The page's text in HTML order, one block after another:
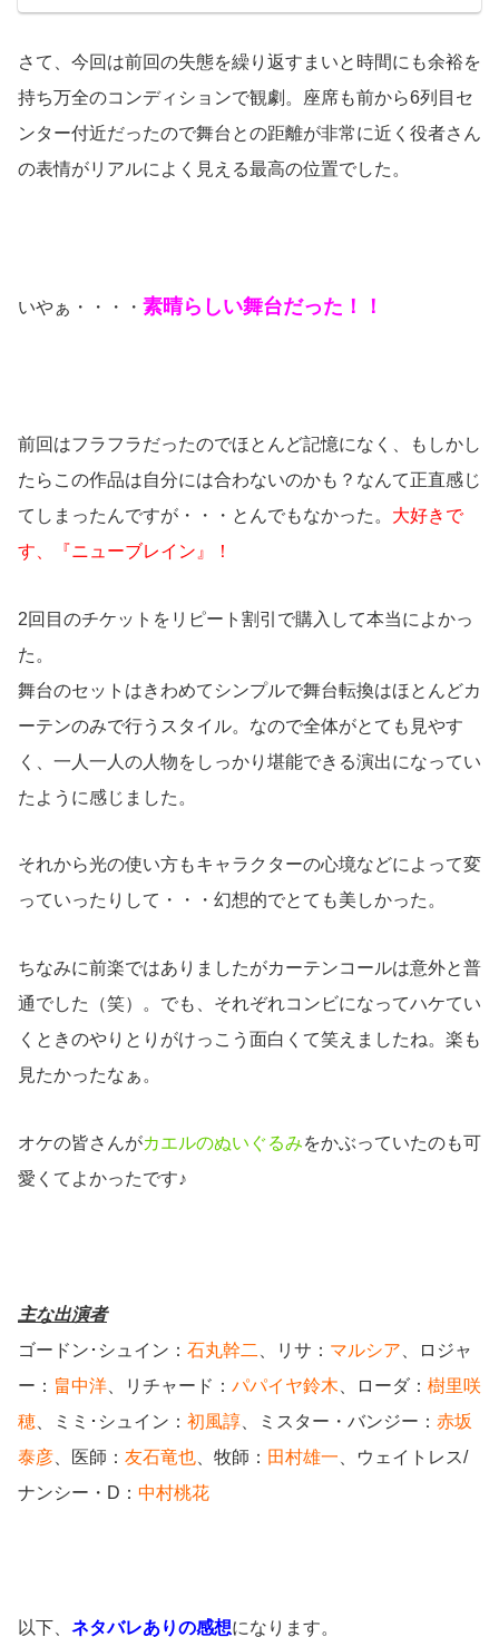
さて、今回は前回の失態を繰り返すまいと時間にも余裕を
持ち万全のコンディションで観劇。座席も前から6列目セ
ンター付近だったので舞台との距離が非常に近く役者さん
の表情がリアルによく見える最高の位置でした。
いやぁ・・・・ 素晴らしい舞台だった！！
前回はフラフラだったのでほとんど記憶になく、もしかし
たらこの作品は自分には合わないのかも？なんて正直感じ
てしまったんですが・・・とんでもなかった。 大好きで
す、『ニューブレイン』！
2回目のチケットをリピート割引で購入して本当によかっ
た。
舞台のセットはきわめてシンプルで舞台転換はほとんどカ
ーテンのみで行うスタイル。なので全体がとても見やす
く、一人一人の人物をしっかり堪能できる演出になってい
たように感じました。
それから光の使い方もキャラクターの心境などによって変
っていったりして・・・幻想的でとても美しかった。
ちなみに前楽ではありましたがカーテンコールは意外と普
通でした（笑）。でも、それぞれコンビになってハケてい
くときのやりとりがけっこう面白くて笑えましたね。楽も
見たかったなぁ。
オケの皆さんがカエルのぬいぐるみをかぶっていたのも可
愛くてよかったです♪
主な出演者
ゴードン･シュイン： 石丸幹二 、リサ： マルシア 、ロジャ
ー： 畠中洋 、リチャード： パパイヤ鈴木 、ローダ： 樹里咲
穂 、ミミ･シュイン： 初風諄 、ミスター・バンジー： 赤坂
泰彦 、医師： 友石竜也 、牧師： 田村雄一 、ウェイトレス/
ナンシー・D： 中村桃花
以下、 ネタバレありの感想になります。